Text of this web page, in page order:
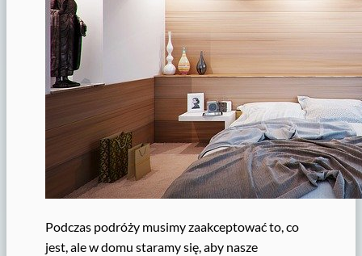
Podczas podróży musimy zaakceptować to, co
jest, ale w domu staramy się, aby nasze